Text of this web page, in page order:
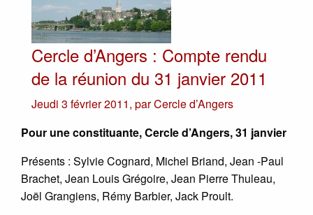
Cercle d’Angers : Compte rendu
de la réunion du 31 janvier 2011
Jeudi 3 février 2011, parCercle d’Angers
Pour une constituante, Cercle d’Angers, 31 janvier
Présents : Sylvie Cognard, Michel Briand, Jean -Paul
Brachet, Jean Louis Grégoire, Jean Pierre Thuleau,
Joël Grangiens, Rémy Barbier, Jack Proult.